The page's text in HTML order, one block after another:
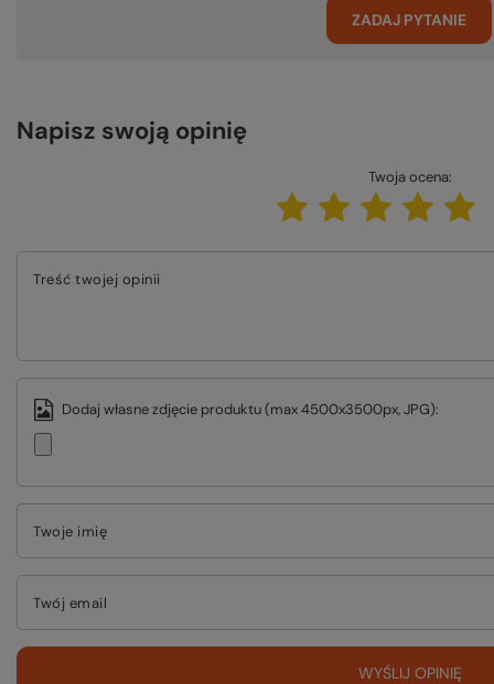
ZADAJ PYTANIE
Napisz swoją opinię
Twoja ocena:
Treść twojej opinii
Dodaj własne zdjęcie produktu (max 4500x3500px, JPG):
Twoje imię
Twój email
WYŚLIJ OPINIĘ